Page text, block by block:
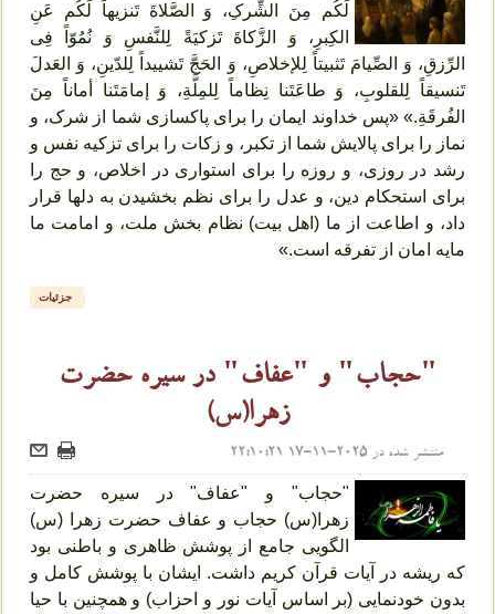
لَکُم مِنَ الشِّرکِ، وَ الصَّلاةَ تَنزیهاً لَکُم عَنِ
الکِبرِ، وَ الزَّکاةَ تَزکیَةً لِلنَّفسِ وَ نُمُوّاً فِی
الرِّزقِ، وَ الصِّیامَ تَثبیتاً لِلإخلاصِ، وَ الحَجَّ تَشییداً لِلدّینِ، وَ العَدلَ
تَنسیقاً لِلقلوبِ، وَ طاعَتَنا نِظاماً لِلمِلَّةِ، وَ إمامَتَنا أماناً مِنَ
الفُرقَةِ.» «پس خداوند ایمان را برای پاکسازی شما از شرک، و
نماز را برای پالایش شما از تکبر، و زکات را برای تزکیه نفس و
رشد در روزی، و روزه را برای استواری در اخلاص، و حج را
برای استحکام دین، و عدل را برای نظم بخشیدن به دلها قرار
داد، و اطاعت از ما (اهل بیت) نظام بخش ملت، و امامت ما
مایه امان از تفرقه است.»
جزئیات
"حجاب" و "عفاف" در سیره حضرت
زهرا(س)
منتشر شده در2025-11-17 22:10:21
"حجاب" و "عفاف" در سیره حضرت
زهرا(س) حجاب و عفاف حضرت زهرا (س)
الگویی جامع از پوشش ظاهری و باطنی بود
که ریشه در آیات قرآن کریم داشت. ایشان با پوشش کامل و
بدون خودنمایی (بر اساس آیات نور و احزاب) و همچنین با حیا